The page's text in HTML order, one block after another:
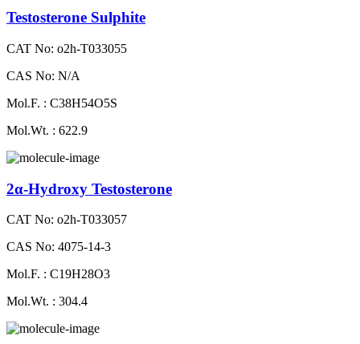
Testosterone Sulphite
CAT No: o2h-T033055
CAS No: N/A
Mol.F. : C38H54O5S
Mol.Wt. : 622.9
2α-Hydroxy Testosterone
CAT No: o2h-T033057
CAS No: 4075-14-3
Mol.F. : C19H28O3
Mol.Wt. : 304.4